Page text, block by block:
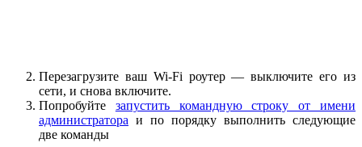
Перезагрузите ваш Wi-Fi роутер — выключите его из
сети, и снова включите.
Попробуйте запустить командную строку от имени
администратора и по порядку выполнить следующие
две команды